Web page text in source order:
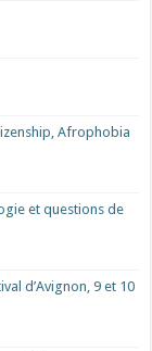
Afrophobia
et questions de
d’Avignon, 9 et 10